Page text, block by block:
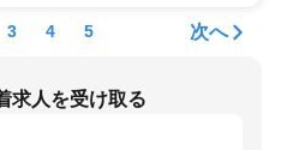
3 4 5 次へ
求人を受け取る